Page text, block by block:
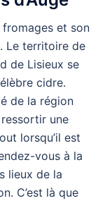
et son
Le territoire de
de Lisieux se
cidre.
de la région
une
lorsqu’il est
vous à la
lieux de la
C’est là que